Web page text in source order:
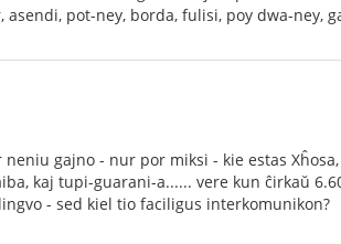
asendi, pot-ney, borda, fulisi, poy dwa-ney,
gajno - nur por miksi - kie estas
kaj tupi-guarani-a...... vere kun ĉirkaŭ
- sed kiel tio faciligus interkomunikon?